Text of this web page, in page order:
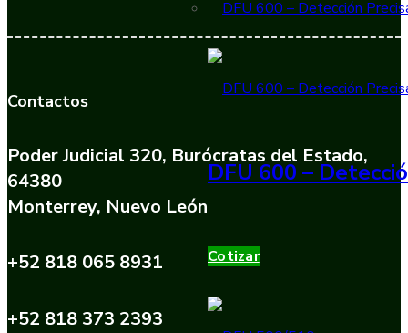
DFU 600 –
Cotizar
Contactos
Poder Judicial 320, Burócratas del Estado,
64380
Monterrey, Nuevo León
+52 818 065 8931
+52 818 373 2393